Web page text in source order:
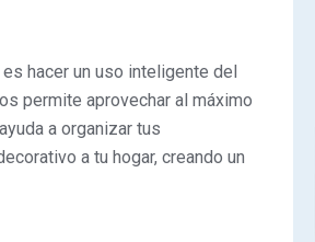
hacer un uso inteligente del
permite aprovechar al máximo
a organizar tus
a tu hogar, creando un